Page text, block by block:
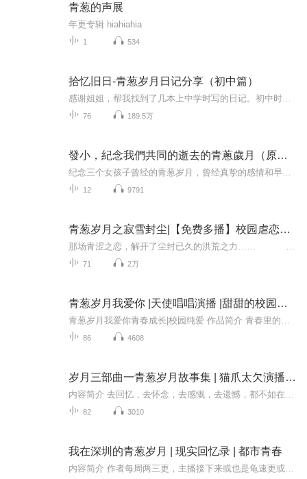
青葱的声展
年更专辑 hiahiahia
1 534
拾忆旧日-青葱岁月日记分享（初中篇）
76 189.5万
發小，紀念我們共同的逝去的青蔥歲月（原創）
12 9791
青葱岁月之寂雪封尘|【免费多播】校园虐恋都市玄幻
71 2万
青葱岁月我爱你 |天使唱唱演播 |甜甜的校园纯爱
86 4608
岁月三部曲一青葱岁月故事集 | 猫爪太欠演播 | 青春回忆 | 岁月感伤 | 伤痛文学
82 3010
我在深圳的青葱岁月 | 现实回忆录 | 都市青春